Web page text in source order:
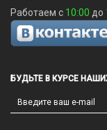
Работаем с 10:00 до
БУДЬТЕ В КУРСЕ